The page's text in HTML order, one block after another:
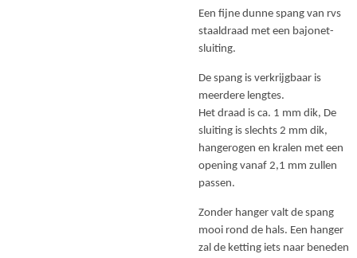
Een fijne dunne spang van rvs
staaldraad met een bajonet-
sluiting.
De spang is verkrijgbaar is
meerdere lengtes.
Het draad is ca. 1 mm dik, De
sluiting is slechts 2 mm dik,
hangerogen en kralen met een
opening vanaf 2,1 mm zullen
passen.
Zonder hanger valt de spang
mooi rond de hals. Een hanger
zal de ketting iets naar beneden